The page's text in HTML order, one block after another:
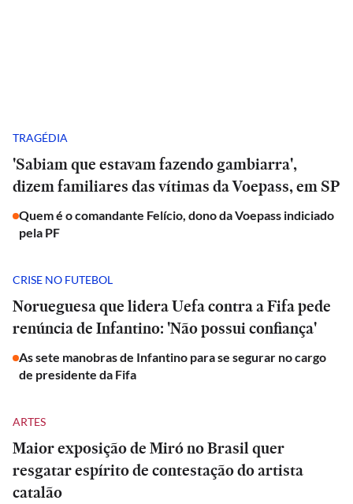
TRAGÉDIA
'Sabiam que estavam fazendo gambiarra',
dizem familiares das vítimas da Voepass, em SP
Quem é o comandante Felício, dono da Voepass indiciado
pela PF
CRISE NO FUTEBOL
Norueguesa que lidera Uefa contra a Fifa pede
renúncia de Infantino: 'Não possui confiança'
As sete manobras de Infantino para se segurar no cargo
de presidente da Fifa
ARTES
Maior exposição de Miró no Brasil quer
resgatar espírito de contestação do artista
catalão